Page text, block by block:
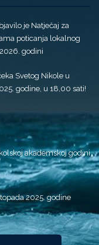
je Natječaj za
poticanja lokalnog
godini
Svetog Nikole u
godine, u 18,00 sati!
akademskoj godini
2025. godine